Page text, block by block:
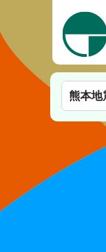
熊本地